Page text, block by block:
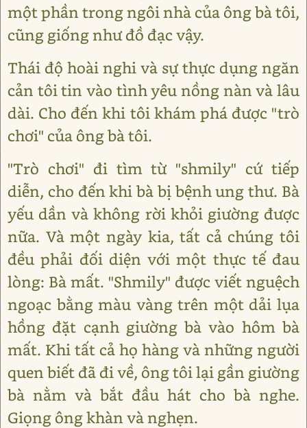
một phần trong ngôi nhà của ông bà tôi,
cũng giống như đồ đạc vậy.
Thái độ hoài nghi và sự thực dụng ngăn
cản tôi tin vào tình yêu nồng nàn và lâu
dài. Cho đến khi tôi khám phá được "trò
chơi" của ông bà tôi.
"Trò chơi" đi tìm từ "shmily" cứ tiếp
diễn, cho đến khi bà bị bệnh ung thư. Bà
yếu dần và không rời khỏi giường được
nữa. Và một ngày kia, tất cả chúng tôi
đều phải đối diện với một thực tế đau
lòng: Bà mất. "Shmily" được viết nguệch
ngoạc bằng màu vàng trên một dải lụa
hồng đặt cạnh giường bà vào hôm bà
mất. Khi tất cả họ hàng và những người
quen biết đã đi về, ông tôi lại gần giường
bà nằm và bắt đầu hát cho bà nghe.
Giọng ông khàn và nghẹn.